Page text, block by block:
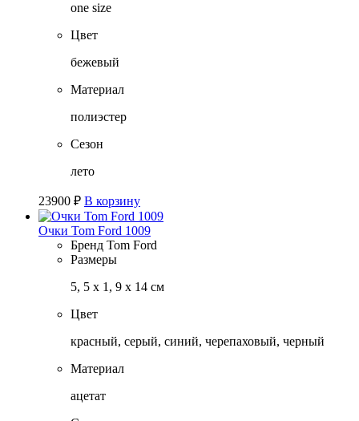
one size
Цвет
бежевый
Материал
полиэстер
Сезон
лето
23900 ₽ В корзину
Очки Tom Ford 1009
Бренд Tom Ford
Размеры
5, 5 х 1, 9 х 14 см
Цвет
красный, серый, синий, черепаховый, черный
Материал
ацетат